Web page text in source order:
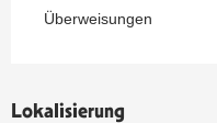
Überweisungen
Lokalisierung